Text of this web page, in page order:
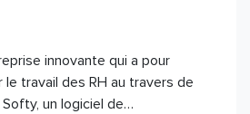
innovante qui a pour
travail des RH au travers de
un logiciel de…